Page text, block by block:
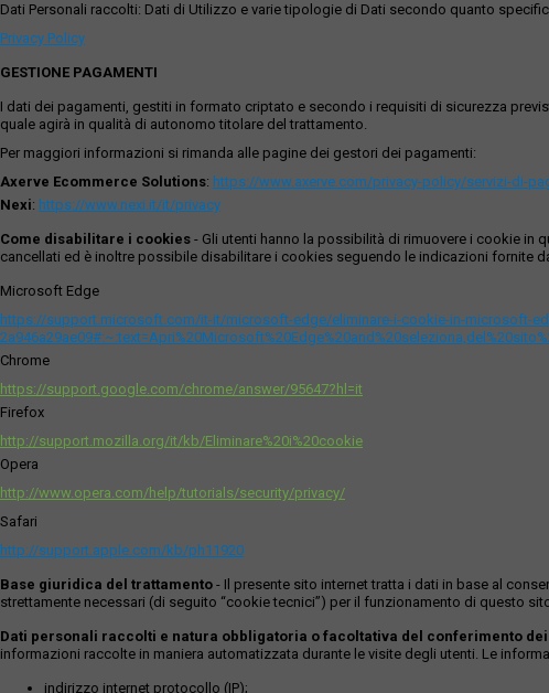
Dati Personali raccolti: Dati di Utilizzo e varie tipologie di Dati secondo quanto
Privacy Policy
GESTIONE PAGAMENTI
I dati dei pagamenti, gestiti in formato criptato e secondo i requisiti di sicurezza
quale agirà in qualità di autonomo titolare del trattamento.
Per maggiori informazioni si rimanda alle pagine dei gestori dei pagamenti:
Axerve Ecommerce Solutions: https://www.axerve.com/privacy-policy/servizi-di-
Nexi: https://www.nexi.it/it/privacy
Come disabilitare i cookies - Gli utenti hanno la possibilità di rimuovere i cookie
cancellati ed è inoltre possibile disabilitare i cookies seguendo le indicazioni fornite
Microsoft Edge
https://support.microsoft.com/it-it/microsoft-edge/eliminare-i-cookie-in-microsoft-
Chrome
https://support.google.com/chrome/answer/95647?hl=it
Firefox
http://support.mozilla.org/it/kb/Eliminare%20i%20cookie
Opera
http://www.opera.com/help/tutorials/security/privacy/
Safari
http://support.apple.com/kb/ph11920
Base giuridica del trattamento - Il presente sito internet tratta i dati in base al
strettamente necessari (di seguito “cookie tecnici”) per il funzionamento di questo
Dati personali raccolti e natura obbligatoria o facoltativa del conferimento
informazioni raccolte in maniera automatizzata durante le visite degli utenti. Le
indirizzo internet protocollo (IP);